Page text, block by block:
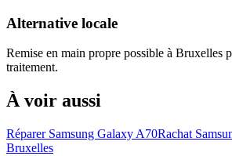
Alternative locale
Remise en main propre possible à Bruxelles
traitement.
À voir aussi
Réparer Samsung Galaxy A70Rachat
Bruxelles